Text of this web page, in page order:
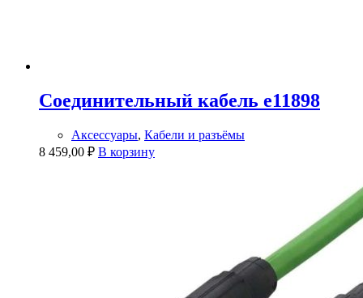
Соединительный кабель e11898
Аксессуары, Кабели и разъёмы
8 459,00 ₽ В корзину